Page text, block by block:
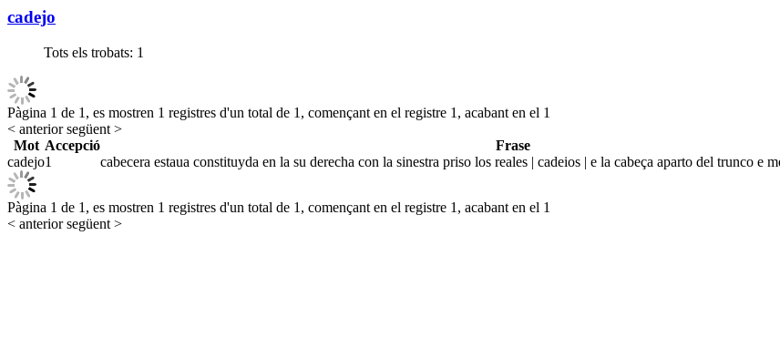
cadejo
Tots els trobats: 1
Pàgina 1 de 1, es mostren 1 registres d'un total de 1, començant en el registre 1, acabant en el 1
< anteriorsegüent >
Mot Accepció Frase
cadejo1 cabecera estaua constituyda en la su derecha con la sinestra priso los reales | cadeios | e la cabeça aparto del trunco e
Pàgina 1 de 1, es mostren 1 registres d'un total de 1, començant en el registre 1, acabant en el 1
< anteriorsegüent >